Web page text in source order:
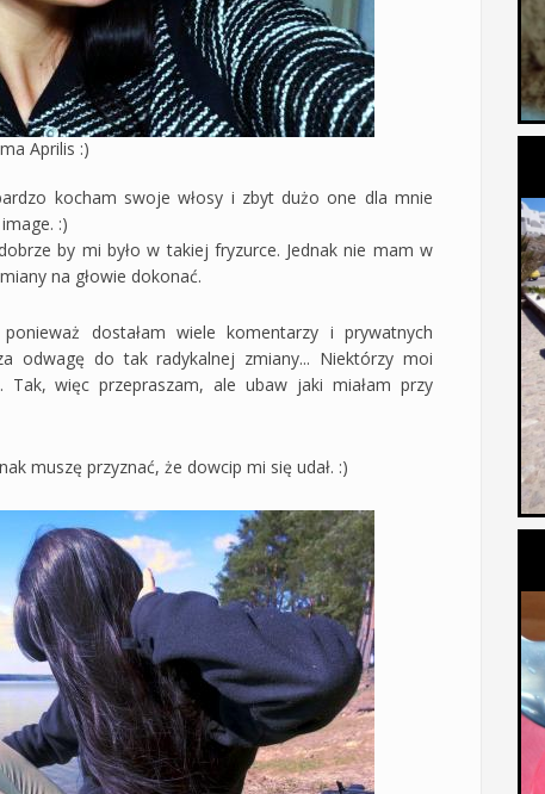
Aprilis :)
kocham swoje włosy i zbyt dużo one dla mnie
:)
by mi było w takiej fryzurce. Jednak nie mam w
na głowie dokonać.
dostałam wiele komentarzy i prywatnych
odwagę do tak radykalnej zmiany... Niektórzy moi
więc przepraszam, ale ubaw jaki miałam przy
muszę przyznać, że dowcip mi się udał. :)